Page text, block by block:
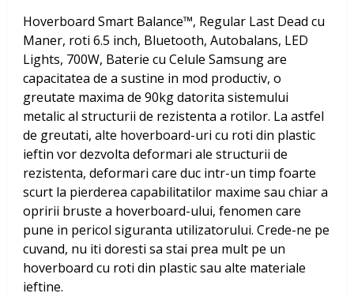
Hoverboard Smart Balance™, Regular Last Dead cu
Maner, roti 6.5 inch, Bluetooth, Autobalans, LED
Lights, 700W, Baterie cu Celule Samsungare
capacitatea de a sustine in mod productiv, o
greutate maxima de 90kg datorita sistemului
metalic al structurii de rezistenta a rotilor. La astfel
de greutati, alte hoverboard-uri cu roti din plastic
ieftin vor dezvolta deformari ale structurii de
rezistenta, deformari care duc intr-un timp foarte
scurt la pierderea capabilitatilor maxime sau chiar a
opririi bruste a hoverboard-ului, fenomen care
pune in pericol siguranta utilizatorului. Crede-ne pe
cuvand, nu iti doresti sa stai prea mult pe un
hoverboard cu roti din plastic sau alte materiale
ieftine.